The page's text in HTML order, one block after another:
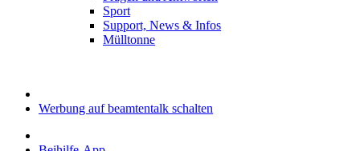
Sport
Support, News & Infos
Mülltonne
Werbung auf beamtentalk schalten